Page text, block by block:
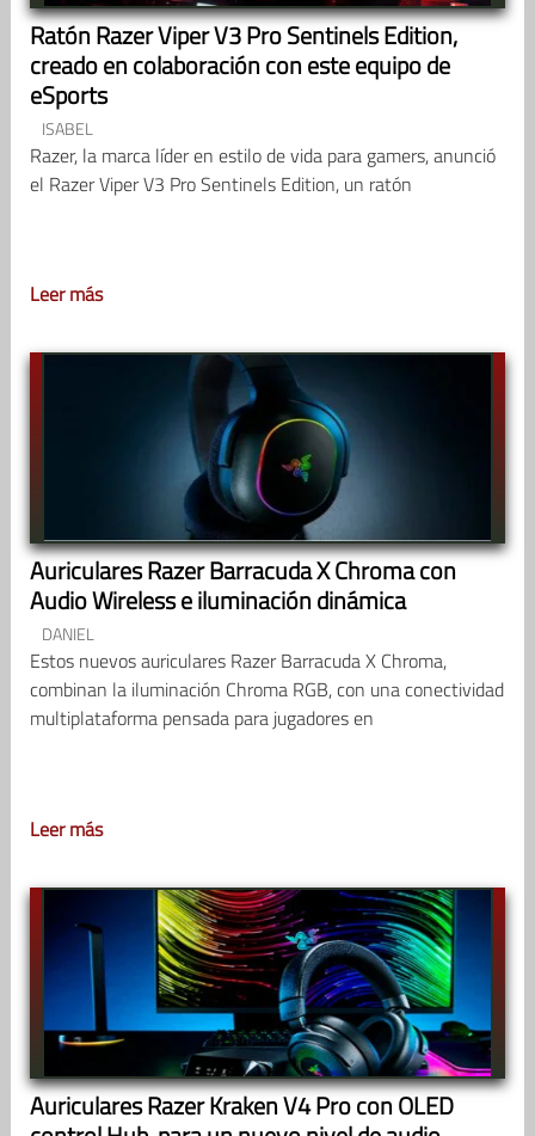
Ratón Razer Viper V3 Pro Sentinels Edition,
creado en colaboración con este equipo de
eSports
ISABEL
Razer, la marca líder en estilo de vida para gamers, anunció
el Razer Viper V3 Pro Sentinels Edition, un ratón
Leer más
Auriculares Razer Barracuda X Chroma con
Audio Wireless e iluminación dinámica
DANIEL
Estos nuevos auriculares Razer Barracuda X Chroma,
combinan la iluminación Chroma RGB, con una conectividad
multiplataforma pensada para jugadores en
Leer más
Auriculares Razer Kraken V4 Pro con OLED